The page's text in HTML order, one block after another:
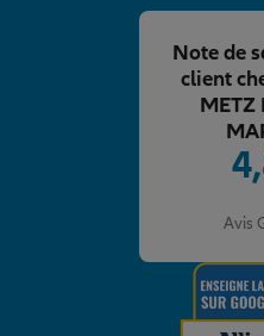
Placements financiers
Investissements
Déménager
Changer de voiture
Préparer l’avenir
Avis
Note de
client
METZ